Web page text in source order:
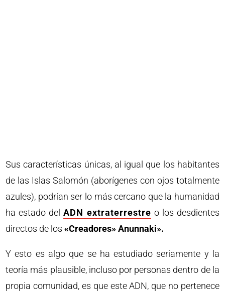
Sus características únicas, al igual que los habitantes
de las Islas Salomón (aborígenes con ojos totalmente
azules), podrían ser lo más cercano que la humanidad
ha estado delADN extraterrestre o los desdientes
directos de los«Creadores» Anunnaki».
Y esto es algo que se ha estudiado seriamente y la
teoría más plausible, incluso por personas dentro de la
propia comunidad, es que este ADN, que no pertenece